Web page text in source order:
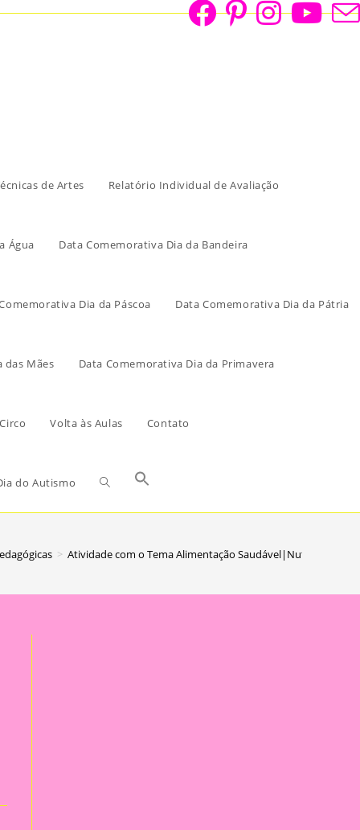
de Artes Relatório Individual de Avaliação
Água Data Comemorativa Dia da Bandeira
Dia da Páscoa Data Comemorativa Dia da Pátria
das Mães Data Comemorativa Dia da Primavera
Volta às Aulas Contato
do Autismo
> Atividade com o Tema Alimentação Saudável|Nutrindo